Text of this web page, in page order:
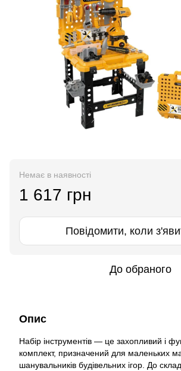
Немає в наявності
1 617 грн
Повідомити, коли
До обраного
Опис
Набір інструментів — це захопливий і
комплект, призначений для маленьких
шанувальників будівельних ігор. До